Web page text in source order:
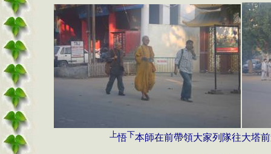
上悟下本師在前帶領大家列隊往大塔